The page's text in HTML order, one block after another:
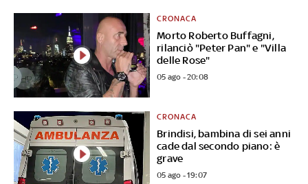
Morto Roberto Buffagni,
rilanciò "Peter Pan" e "Villa
delle Rose"
CRONACA
05 ago - 20:08
Brindisi, bambina di sei anni
cade dal secondo piano: è
grave
CRONACA
05 ago - 19:07